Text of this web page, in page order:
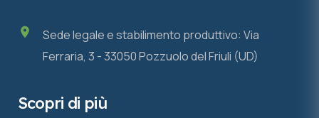
Sede legale e stabilimento produttivo: Via
Ferraria, 3 - 33050 Pozzuolo del Friuli (UD)
Scopri di più